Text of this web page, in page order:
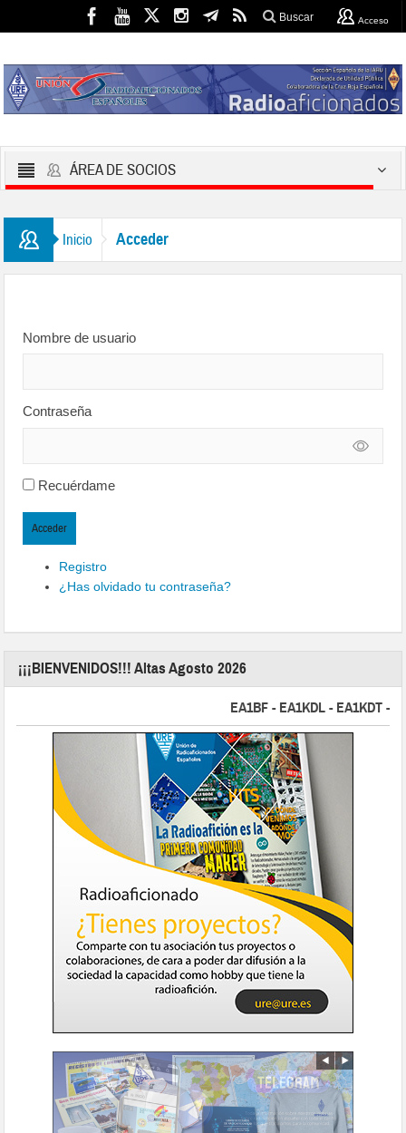
Buscar Acceso
ÁREA DE SOCIOS
Inicio Acceder
Nombre de usuario
Contraseña
Recuérdame
Acceder
Registro
¿Has olvidado tu contraseña?
¡¡¡BIENVENIDOS!!! Altas Agosto 2026
EA1BF - EA1KDL - EA1KDT -